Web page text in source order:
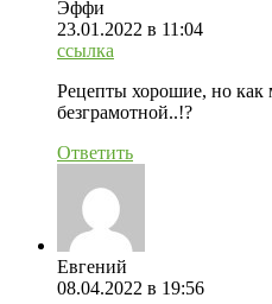
Эффи
23.01.2022 в 11:04
ссылка
Рецепты хорошие, но как
безграмотной..!?
Ответить
Евгений
08.04.2022 в 19:56